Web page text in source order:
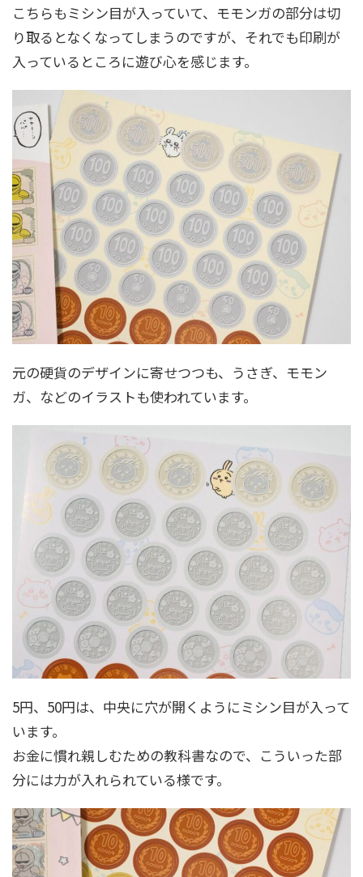
こちらもミシン目が入っていて、モモンガの部分は切
り取るとなくなってしまうのですが、それでも印刷が
入っているところに遊び心を感じます。
元の硬貨のデザインに寄せつつも、うさぎ、モモン
ガ、などのイラストも使われています。
5円、50円は、中央に穴が開くようにミシン目が入って
います。
お金に慣れ親しむための教科書なので、こういった部
分には力が入れられている様です。